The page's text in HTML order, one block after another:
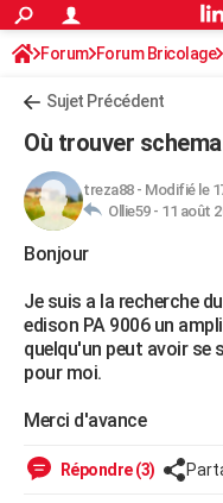
ACTUALITÉS
Politique
Société
Faits Divers
Education
Monde
Villes
+
FINANCE
Retraite
Impôts
Epargne
Immobilier
Risques naturels par ville
Banque
Assurance
Crédit
AUTO
Essais
Réserver un essai
Citadines
Berlines
SUV
Forum auto
+HIGH-TECH
Mobiles
Meilleur smartphone
Internet
Ordinateurs
Jeux vidéo
Guide high-tech
+BRICOLAGE
Forum
Aménagement intérieur
Extérieur
Cuisine
Salle de bains
Jardinage
Rangement
WEEK-END
Guides de France
Escapades
Patrimoine
Expositions
Musées
Week-end nature
+LIFESTYLE
Art de vivre
Bien-être
Loisirs
Mode
Modes de vie
SANTE
Forum Forum Bricolage
Sujet Précédent
Où trouver schema
treza88- Modifié le
Ollie59 - 11 août
Bonjour
Je suis a la recherche
edison PA 9006 un
quelqu'un peut avoir se
pour moi.
Merci d'avance
Répondre (3)